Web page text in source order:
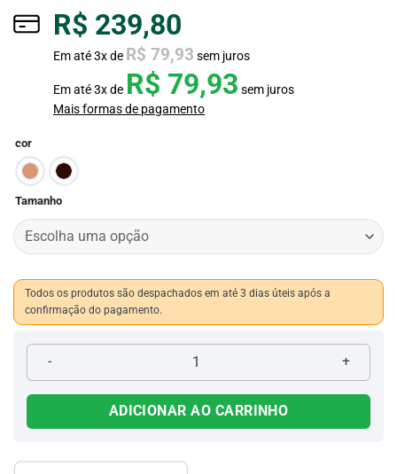
R$ 239,80
Em até3x de R$ 79,93 sem juros
Em até3x de R$ 79,93 sem juros
Mais formas de pagamento
cor
Tamanho
Todos os produtos são despachados em até 3 dias úteis após a
confirmação do pagamento.
Bota de Cadarço Agro 070 quantidade
ADICIONAR AO CARRINHO